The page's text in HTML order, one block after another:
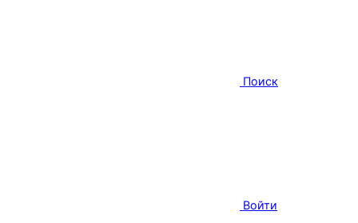
Поиск
Войти